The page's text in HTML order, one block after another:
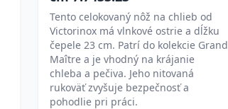
Tento celokovaný nôž na chlieb od
Victorinox má vlnkové ostrie a dĺžku
čepele 23 cm. Patrí do kolekcie Grand
Maître a je vhodný na krájanie
chleba a pečiva. Jeho nitovaná
rukoväť zvyšuje bezpečnosť a
pohodlie pri práci.